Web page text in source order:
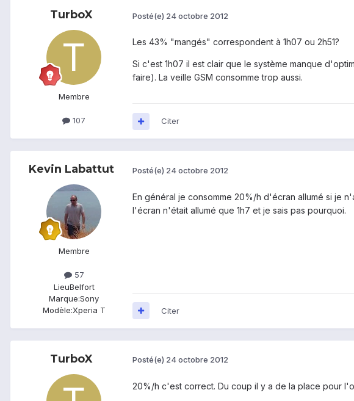
TurboX
Membre
107
Posté(e) 24 octobre 2012
Les 43% "mangés" correspondent à 1h07 ou 2h51?
Si c'est 1h07 il est clair que le système manque
faire). La veille GSM consomme trop aussi.
Citer
Kevin Labattut
Membre
57
LieuBelfort
Marque:Sony
Modèle:Xperia T
Posté(e) 24 octobre 2012
En général je consomme 20%/h d'écran allumé si je
l'écran n'était allumé que 1h7 et je sais pas pourquoi.
Citer
TurboX Posté(e) 24 octobre 2012
20%/h c'est correct. Du coup il y a de la place pour